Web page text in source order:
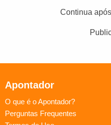
Continua
Apontador
O que é o Apontador?
Perguntas Frequentes